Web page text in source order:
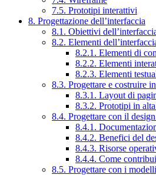
7.5. Prototipi interattivi
8. Progettazione dell’interfaccia
8.1. Obiettivi
8.2. Elementi
8.2.1. Elementi di
8.2.2. Elementi
8.2.3. Elementi
8.3. Progettare e costruire
8.3.1. Layout di
8.3.2. Prototipi in
8.4. Progettare con il
8.4.1.
8.4.2. Benefici del
8.4.3. Risorse
8.4.4. Come
8.5. Progettare con i